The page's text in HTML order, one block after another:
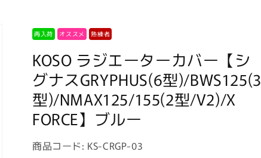
再入荷 オススメ 熟練者
KOSO ラジエーターカバー【シ
グナスGRYPHUS(6型)/BWS125(3
型)/NMAX125/155(2型/V2)/X
FORCE】ブルー
商品コード: 商
KS-CRGP-03